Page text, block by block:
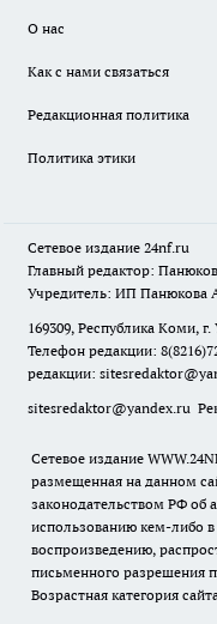
О нас
Как с нами связаться
Редакционная политика
Политика этики
Сетевое издание 24nf.ru
Главный редактор:
Учредитель: ИП Панюкова
169309, Республика Коми,
Телефон редакции:
редакции:
sitesredaktor@yandex.ru
Сетевое издание
размещенная на данном
законодательством РФ об
использованию кем-либо
воспроизведению,
письменного разрешения
Возрастная категория